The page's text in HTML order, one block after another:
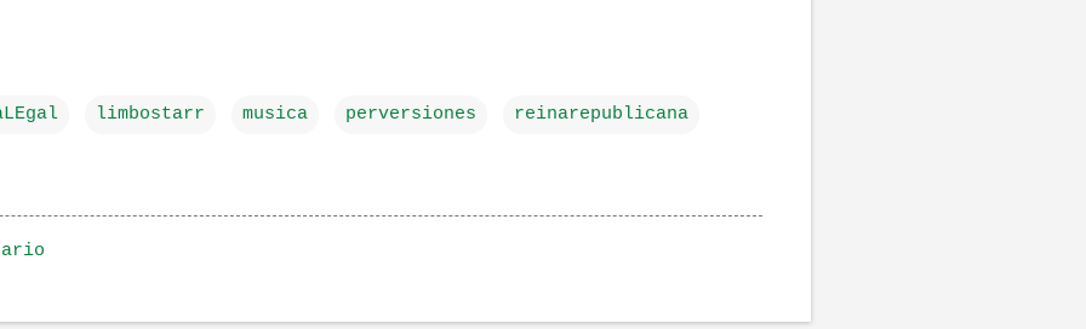
limbostarr musica perversiones reinarepublicana